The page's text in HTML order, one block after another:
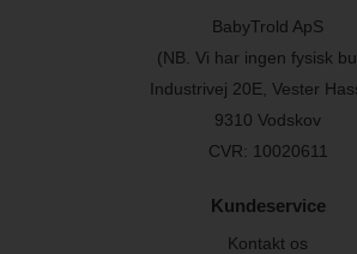
BabyTrold ApS
(NB. Vi har ingen fysisk
Industrivej 20E, Vester
9310 Vodskov
CVR: 10020611
Kundeservice
Kontakt os